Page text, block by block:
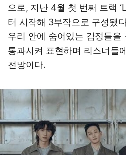
으로, 지난 4월 첫 번째 트랙
터 시작해 3부작으로 구성됐
우리 안에 숨어있는 감정들을
통과시켜 표현하며 리스너들
전망이다.